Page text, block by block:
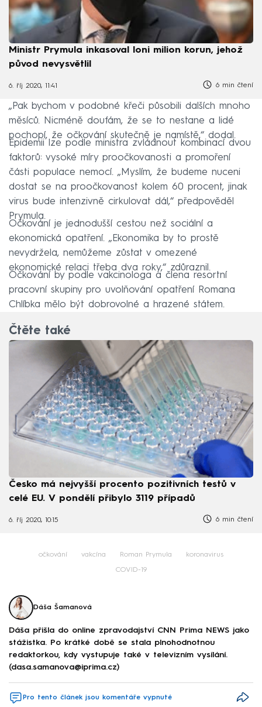
Ministr Prymula inkasoval loni milion korun, jehož
původ nevysvětlil
6. říj 2020, 11:41 6 min čtení
„Pak bychom v podobné křeči působili dalších mnoho
měsíců. Nicméně doufám, že se to nestane a lidé
pochopí, že očkování skutečně je namístě,“ dodal.
Epidemii lze podle ministra zvládnout kombinací dvou
faktorů: vysoké míry proočkovanosti a promoření
části populace nemocí. „Myslím, že budeme nuceni
dostat se na proočkovanost kolem 60 procent, jinak
virus bude intenzivně cirkulovat dál,“ předpověděl
Prymula.
Očkování je jednodušší cestou než sociální a
ekonomická opatření. „Ekonomika by to prostě
nevydržela, nemůžeme zůstat v omezené
ekonomické relaci třeba dva roky,“ zdůraznil.
Očkování by podle vakcinologa a člena resortní
pracovní skupiny pro uvolňování opatření Romana
Chlíbka mělo být dobrovolné a hrazené státem.
Čtěte také
Česko má nejvyšší procento pozitivních testů v
celé EU. V pondělí přibylo 3119 případů
6. říj 2020, 10:15 6 min čtení
očkování vakcína Roman Prymula koronavirus
COVID-19
Dáša Šamanová
Dáša přišla do online zpravodajství CNN Prima NEWS jako
stážistka. Po krátké době se stala plnohodnotnou
redaktorkou, kdy vystupuje také v televizním vysílání.
(dasa.samanova@iprima.cz)
Pro tento článek jsou komentáře vypnuté